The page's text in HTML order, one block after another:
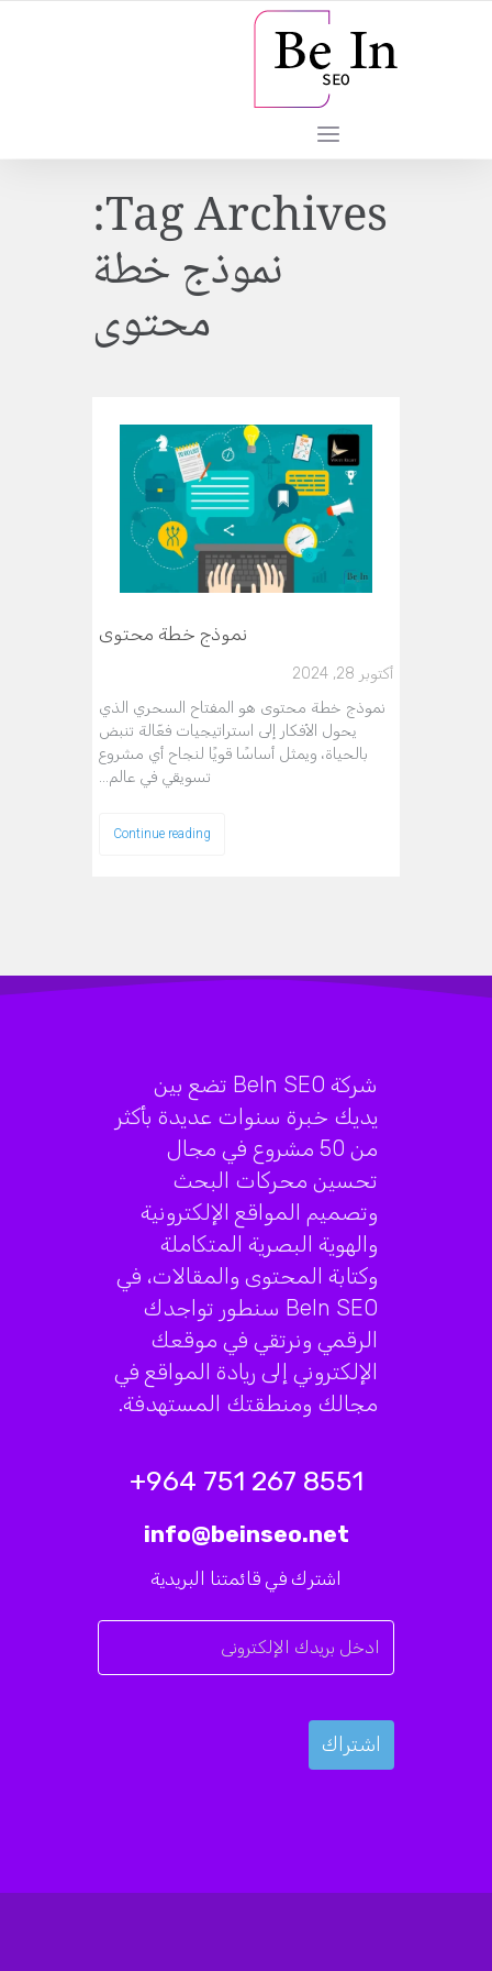
Tag Archives:
نموذج خطة
محتوى
نموذج خطة محتوى
أكتوبر 28, 2024
نموذج خطة محتوى هو المفتاح السحري الذي
يحول الأفكار إلى استراتيجيات فعّالة تنبض
بالحياة، ويمثل أساسًا قويًا لنجاح أي مشروع
تسويقي في عالم…
Continue reading
شركة BeIn SEO تضع بين
يديك خبرة سنوات عديدة بأكثر
من 50 مشروع في مجال
تحسين محركات البحث
وتصميم المواقع الإلكترونية
والهوية البصرية المتكاملة
وكتابة المحتوى والمقالات، في
BeIn SEO سنطور تواجدك
الرقمي ونرتقي في موقعك
الإلكتروني إلى ريادة المواقع في
مجالك ومنطقتك المستهدفة.
8551 267 751 964+
info@beinseo.net
اشترك في قائمتنا البريدية